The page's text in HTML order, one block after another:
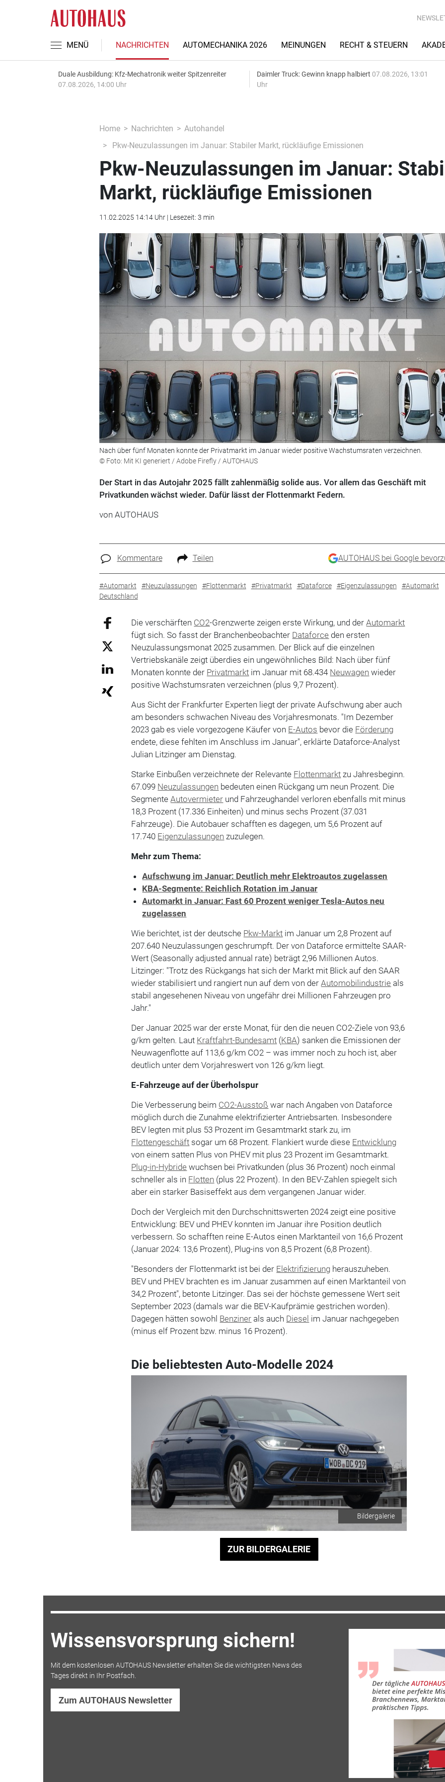
MENÜ NACHRICHTEN AUTOMECHANIKA 2026 MEINUNGEN RECHT & STEUERN
Duale Ausbildung: Kfz-Mechatronik weiter Spitzenreiter
07.08.2026, 14:00 Uhr
Daimler Truck: Gewinn knapp halbiert 07.08.2026, 13:01
Uhr
Home Nachrichten
Autohandel
Pkw-Neuzulassungen im Januar: Stabiler Markt, rückläufige Emissionen
Pkw-Neuzulassungen im Januar:
Markt, rückläufige Emissionen
11.02.2025 14:14 Uhr | Lesezeit: 3 min
Nach über fünf Monaten konnte der Privatmarkt im Januar wieder positive Wachstumsraten verzeichnen.
© Foto: Mit KI generiert / Adobe Firefly / AUTOHAUS
Der Start in das Autojahr 2025 fällt zahlenmäßig solide aus. Vor allem das Geschäft mit
Privatkunden wächst wieder. Dafür lässt der Flottenmarkt Federn.
von AUTOHAUS
Kommentare Teilen AUTOHAUS bei Google
#Automarkt #Neuzulassungen #Flottenmarkt #Privatmarkt #Dataforce #Eigenzulassungen
#Automarkt
Deutschland
Die verschärften CO2-Grenzwerte zeigen erste Wirkung, und derAutomarkt
fügt sich. So fasst der Branchenbeobachter Dataforce den ersten
Neuzulassungsmonat 2025 zusammen. Der Blick auf die einzelnen
Vertriebskanäle zeigt überdies ein ungewöhnliches Bild: Nach über fünf
Monaten konnte der Privatmarkt im Januar mit 68.434 Neuwagen wieder
positive Wachstumsraten verzeichnen (plus 9,7 Prozent).
Aus Sicht der Frankfurter Experten liegt der private Aufschwung aber auch
am besonders schwachen Niveau des Vorjahresmonats. "Im Dezember
2023 gab es viele vorgezogene Käufer von E-Autos bevor die Förderung
endete, diese fehlten im Anschluss im Januar", erklärte Dataforce-Analyst
Julian Litzinger am Dienstag.
Starke Einbußen verzeichnete der Relevante Flottenmarkt zu Jahresbeginn.
67.099 Neuzulassungen bedeuten einen Rückgang um neun Prozent. Die
SegmenteAutovermieter und Fahrzeughandel verloren ebenfalls mit minus
18,3 Prozent (17.336 Einheiten) und minus sechs Prozent (37.031
Fahrzeuge). Die Autobauer schafften es dagegen, um 5,6 Prozent auf
17.740 Eigenzulassungen zuzulegen.
Mehr zum Thema:
Aufschwung im Januar: Deutlich mehr Elektroautos zugelassen
KBA-Segmente: Reichlich Rotation im Januar
Automarkt in Januar: Fast 60 Prozent weniger Tesla-Autos neu
zugelassen
Wie berichtet, ist der deutsche Pkw-Markt im Januar um 2,8 Prozent auf
207.640 Neuzulassungen geschrumpft. Der von Dataforce ermittelte SAAR-
Wert (Seasonally adjusted annual rate) beträgt 2,96 Millionen Autos.
Litzinger: "Trotz des Rückgangs hat sich der Markt mit Blick auf den SAAR
wieder stabilisiert und rangiert nun auf dem von derAutomobilindustrie als
stabil angesehenen Niveau von ungefähr drei Millionen Fahrzeugen pro
Jahr."
Der Januar 2025 war der erste Monat, für den die neuen CO2-Ziele von 93,6
g/km gelten. Laut Kraftfahrt-Bundesamt (KBA) sanken die Emissionen der
Neuwagenflotte auf 113,6 g/km CO2 – was immer noch zu hoch ist, aber
deutlich unter dem Vorjahreswert von 126 g/km liegt.
E-Fahrzeuge auf der Überholspur
Die Verbesserung beim CO2-Ausstoß war nach Angaben von Dataforce
möglich durch die Zunahme elektrifizierter Antriebsarten. Insbesondere
BEV legten mit plus 53 Prozent im Gesamtmarkt stark zu, im
Flottengeschäft sogar um 68 Prozent. Flankiert wurde diese Entwicklung
von einem satten Plus von PHEV mit plus 23 Prozent im Gesamtmarkt.
Plug-in-Hybride wuchsen bei Privatkunden (plus 36 Prozent) noch einmal
schneller als in Flotten (plus 22 Prozent). In den BEV-Zahlen spiegelt sich
aber ein starker Basiseffekt aus dem vergangenen Januar wider.
Doch der Vergleich mit den Durchschnittswerten 2024 zeigt eine positive
Entwicklung: BEV und PHEV konnten im Januar ihre Position deutlich
verbessern. So schafften reine E-Autos einen Marktanteil von 16,6 Prozent
(Januar 2024: 13,6 Prozent), Plug-ins von 8,5 Prozent (6,8 Prozent).
"Besonders der Flottenmarkt ist bei der Elektrifizierung herauszuheben.
BEV und PHEV brachten es im Januar zusammen auf einen Marktanteil von
34,2 Prozent", betonte Litzinger. Das sei der höchste gemessene Wert seit
September 2023 (damals war die BEV-Kaufprämie gestrichen worden).
Dagegen hätten sowohl Benziner als auch Diesel im Januar nachgegeben
(minus elf Prozent bzw. minus 16 Prozent).
Die beliebtesten Auto-Modelle 2024
Bildergalerie
ZUR BILDERGALERIE
Wissensvorsprung sichern!
Mit dem kostenlosen AUTOHAUS Newsletter erhalten Sie die wichtigsten News des
Tages direkt in Ihr Postfach.
Zum AUTOHAUS Newsletter